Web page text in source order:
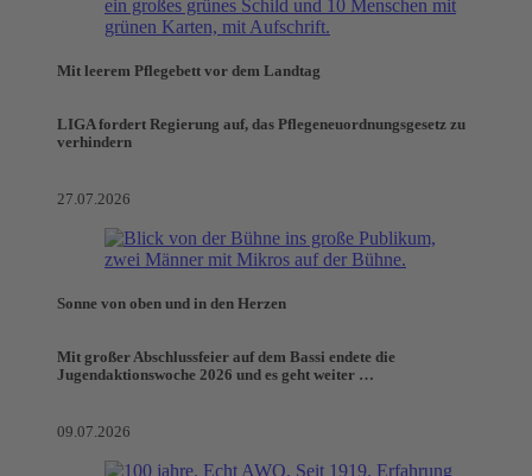
Mit leerem Pflegebett vor dem Landtag
LIGA fordert Regierung auf, das Pflegeneuordnungsgesetz zu
verhindern
27.07.2026
Sonne von oben und in den Herzen
Mit großer Abschlussfeier auf dem Bassi endete die
Jugendaktionswoche 2026 und es geht weiter …
09.07.2026